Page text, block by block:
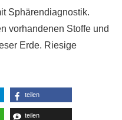
Sphärendiagnostik.
vorhandenen Stoffe und
Erde. Riesige
teilen
teilen